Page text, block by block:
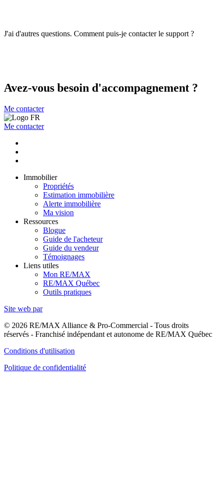
J'ai d'autres questions. Comment puis-je contacter le support ?
Avez-vous besoin d'accompagnement ?
Me contacter
Me contacter
Immobilier
Propriétés
Estimation immobilière
Alerte immobilière
Ma vision
Ressources
Blogue
Guide de l'acheteur
Guide du vendeur
Témoignages
Liens utiles
Mon RE/MAX
RE/MAX Québec
Outils pratiques
Site web par
© 2026 RE/MAX Alliance & Pro-Commercial - Tous droits
réservés - Franchisé indépendant et autonome de RE/MAX Québec
Conditions d'utilisation
Politique de confidentialité